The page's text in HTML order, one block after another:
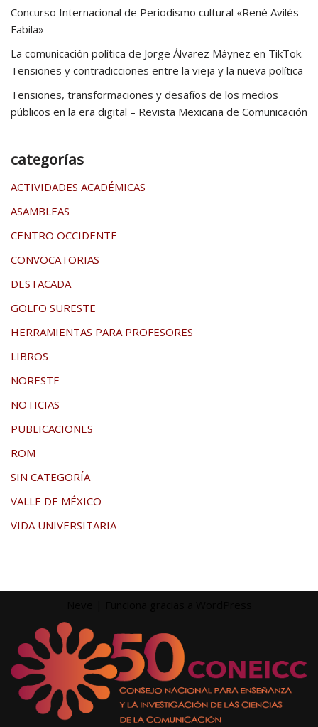
Concurso Internacional de Periodismo cultural «René Avilés
Fabila»
La comunicación política de Jorge Álvarez Máynez en TikTok.
Tensiones y contradicciones entre la vieja y la nueva política
Tensiones, transformaciones y desafíos de los medios
públicos en la era digital – Revista Mexicana de Comunicación
categorías
ACTIVIDADES ACADÉMICAS
ASAMBLEAS
CENTRO OCCIDENTE
CONVOCATORIAS
DESTACADA
GOLFO SURESTE
HERRAMIENTAS PARA PROFESORES
LIBROS
NORESTE
NOTICIAS
PUBLICACIONES
ROM
SIN CATEGORÍA
VALLE DE MÉXICO
VIDA UNIVERSITARIA